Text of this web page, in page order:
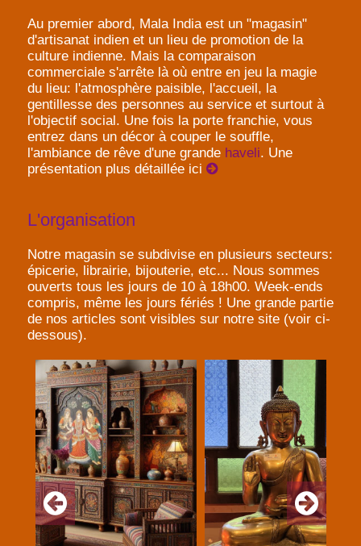
Au premier abord, Mala India est un "magasin"
d'artisanat indien et un lieu de promotion de la
culture indienne. Mais la comparaison
commerciale s'arrête là où entre en jeu la magie
du lieu: l'atmosphère paisible, l'accueil, la
gentillesse des personnes au service et surtout à
l'objectif social. Une fois la porte franchie, vous
entrez dans un décor à couper le souffle,
l'ambiance de rêve d'une grande haveli. Une
présentation plus détaillée ici
L'organisation
Notre magasin se subdivise en plusieurs secteurs:
épicerie, librairie, bijouterie, etc... Nous sommes
ouverts tous les jours de 10 à 18h00. Week-ends
compris, même les jours fériés ! Une grande partie
de nos articles sont visibles sur notre site (voir ci-
dessous).